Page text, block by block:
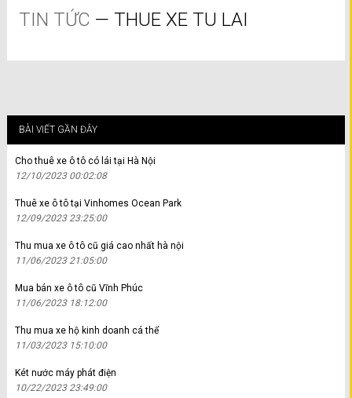
TIN TỨC — THUE XE TU LAI
BÀI VIẾT GẦN ĐÂY
Cho thuê xe ô tô có lái tại Hà Nội
12/10/2023 00:02:08
Thuê xe ô tô tại Vinhomes Ocean Park
12/09/2023 23:25:00
Thu mua xe ô tô cũ giá cao nhất hà nội
11/06/2023 21:05:00
Mua bán xe ô tô cũ Vĩnh Phúc
11/06/2023 18:12:00
Thu mua xe hộ kinh doanh cá thể
11/03/2023 15:10:00
Két nước máy phát điện
10/22/2023 23:49:00